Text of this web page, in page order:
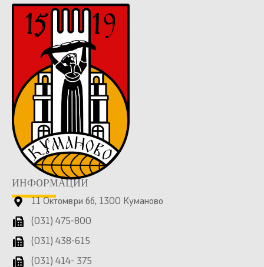
ИНФОРМАЦИИ
11 Октомври бб, 1300 Куманово
(031) 475-800
(031) 438-615
(031) 414- 375